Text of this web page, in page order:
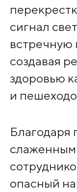
сигнал
встречную
создавая
здоровью
и
Благодаря
слаженным
опасный